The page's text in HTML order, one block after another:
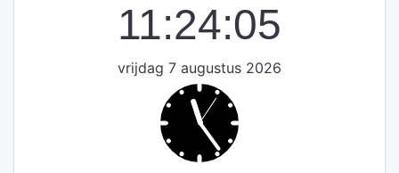
11:24:05
vrijdag 7 augustus 2026